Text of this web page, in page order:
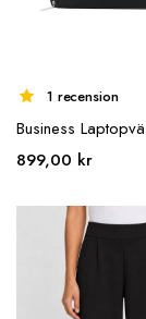
1 recension
Business
899,00 kr